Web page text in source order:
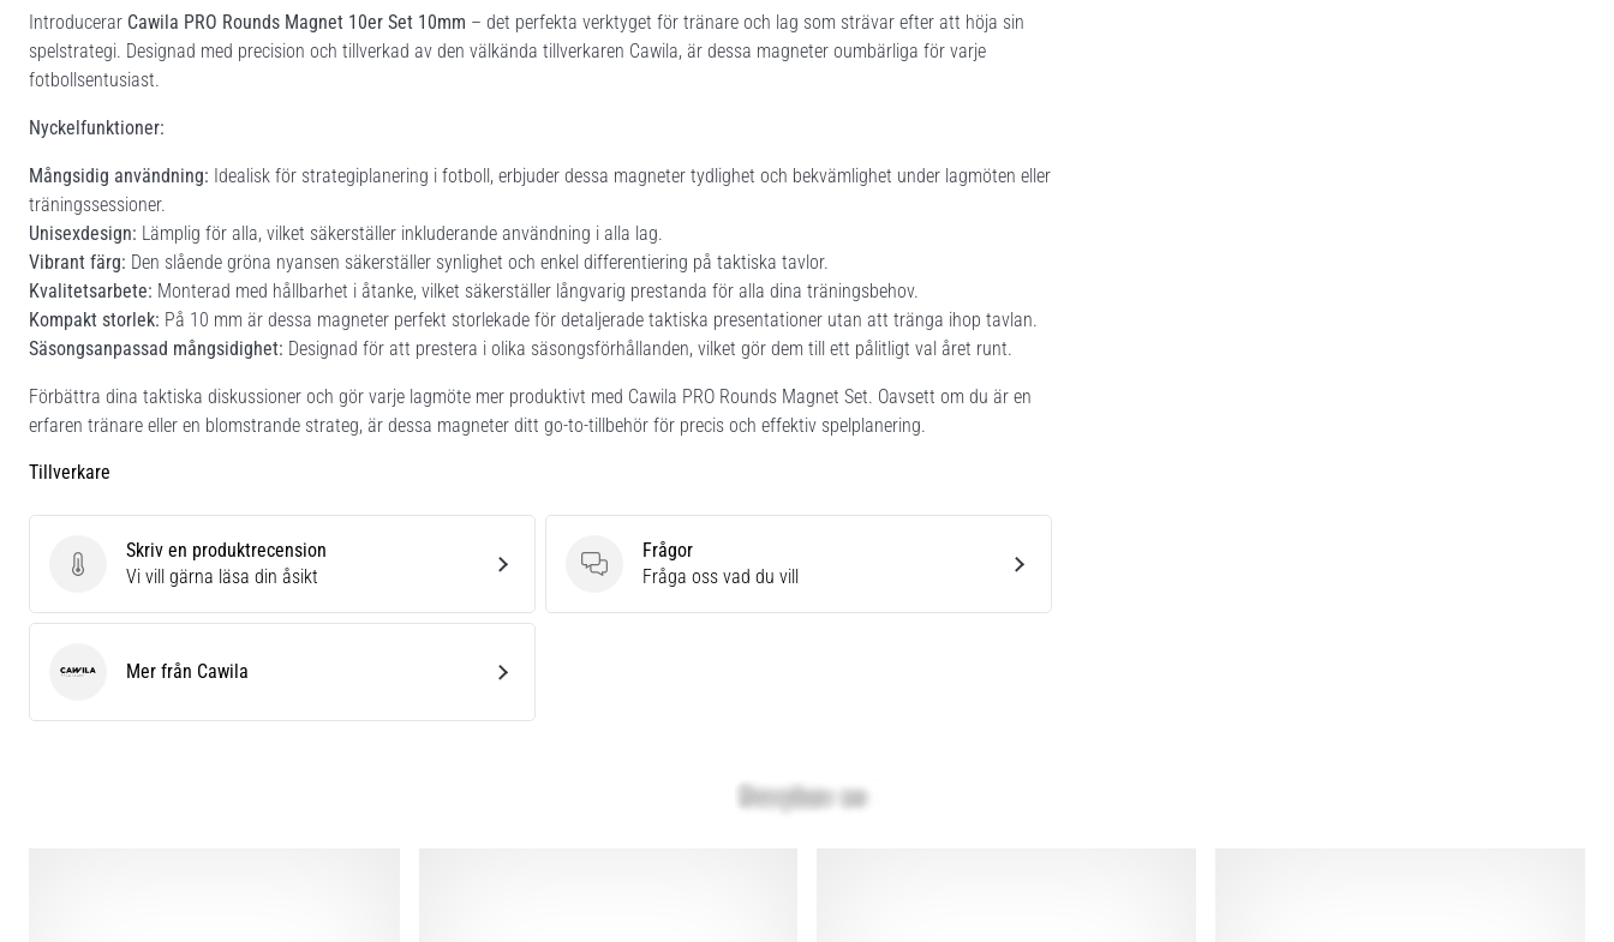
Introducerar Cawila PRO Rounds Magnet 10er Set 10mm – det perfekta verktyget för tränare och lag som strävar efter att höja sin
spelstrategi. Designad med precision och tillverkad av den välkända tillverkaren Cawila, är dessa magneter oumbärliga för varje
fotbollsentusiast.
Nyckelfunktioner:
Mångsidig användning: Idealisk för strategiplanering i fotboll, erbjuder dessa magneter tydlighet och bekvämlighet under lagmöten eller
träningssessioner.
Unisexdesign: Lämplig för alla, vilket säkerställer inkluderande användning i alla lag.
Vibrant färg: Den slående gröna nyansen säkerställer synlighet och enkel differentiering på taktiska tavlor.
Kvalitetsarbete: Monterad med hållbarhet i åtanke, vilket säkerställer långvarig prestanda för alla dina träningsbehov.
Kompakt storlek: På 10 mm är dessa magneter perfekt storlekade för detaljerade taktiska presentationer utan att tränga ihop tavlan.
Säsongsanpassad mångsidighet: Designad för att prestera i olika säsongsförhållanden, vilket gör dem till ett pålitligt val året runt.
Förbättra dina taktiska diskussioner och gör varje lagmöte mer produktivt med Cawila PRO Rounds Magnet Set. Oavsett om du är en
erfaren tränare eller en blomstrande strateg, är dessa magneter ditt go-to-tillbehör för precis och effektiv spelplanering.
Tillverkare
Skriv en produktrecension
Skriv en produktrecension
Vi vill gärna läsa din åsikt
Frågor
Frågor
Fråga oss vad du vill
Cawila Mer från Cawila